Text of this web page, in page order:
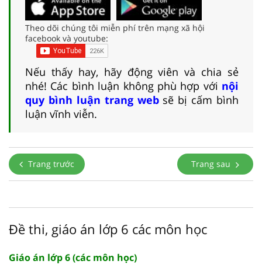
Theo dõi chúng tôi miễn phí trên mạng xã hội
facebook và youtube:
Nếu thấy hay, hãy động viên và chia sẻ
nhé! Các bình luận không phù hợp với nội
quy bình luận trang websẽ bị cấm bình
luận vĩnh viễn.
Trang trước Trang sau
Đề thi, giáo án lớp 6 các môn học
Giáo án lớp 6 (các môn học)